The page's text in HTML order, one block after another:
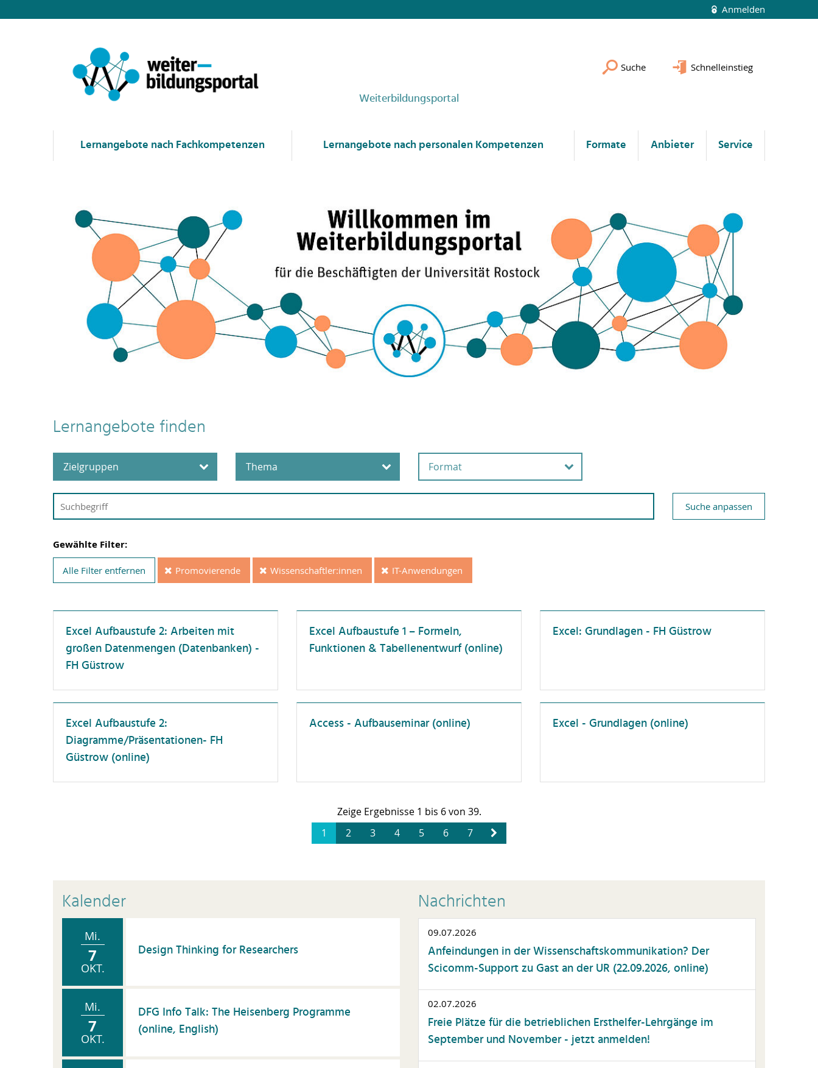
Anmelden
Weiterbildungsportal
Suche Schnelleinstieg
Lernangebote nach Fachkompetenzen Lernangebote nach personalen Kompetenzen Formate Anbieter Service
Lernangebote finden
Zielgruppen
Alle Beschäftigten
Beschäftigte in der
ng
Lehrende
PostDocs
Professor:innen
Promovierende
Wissenschaftler:innen
Thema
Beschaffung und
Förderlandschaft
Hochschulorganisation
IT-Anwendungen
Selbstmanagement
Zusammenarbeit
Format
Online
Präsenz
Suche anpassen
Gewählte Filter:
Alle Filter entfernen Promovierende Wissenschaftler:innen IT-Anwendungen
Excel Aufbaustufe 2: Arbeiten mit
großen Datenmengen (Datenbanken) -
FH Güstrow
Excel Aufbaustufe 1 – Formeln,
Funktionen & Tabellenentwurf (online)
Excel: Grundlagen - FH Güstrow
Excel Aufbaustufe 2:
Diagramme/Präsentationen- FH
Güstrow (online)
Access - Aufbauseminar (online) Excel - Grundlagen (online)
Zeige Ergebnisse 1 bis 6 von 39.
1
2 3 4 5 6 7
Kalender
Mi.
7
OKT.
Design Thinking for Researchers
Mi.
7
OKT.
DFG Info Talk: The Heisenberg Programme
(online, English)
Nachrichten
09.07.2026
Anfeindungen in der Wissenschaftskommunikation? Der
Scicomm-Support zu Gast an der UR (22.09.2026, online)
02.07.2026
Freie Plätze für die betrieblichen Ersthelfer-Lehrgänge im
September und November - jetzt anmelden!